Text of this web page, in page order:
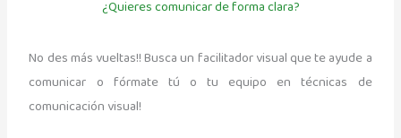
¿Quieres comunicar de forma clara?
No des más vueltas!! Busca un facilitador visual que te ayude a
comunicar o fórmate tú o tu equipo en técnicas de
comunicación visual!